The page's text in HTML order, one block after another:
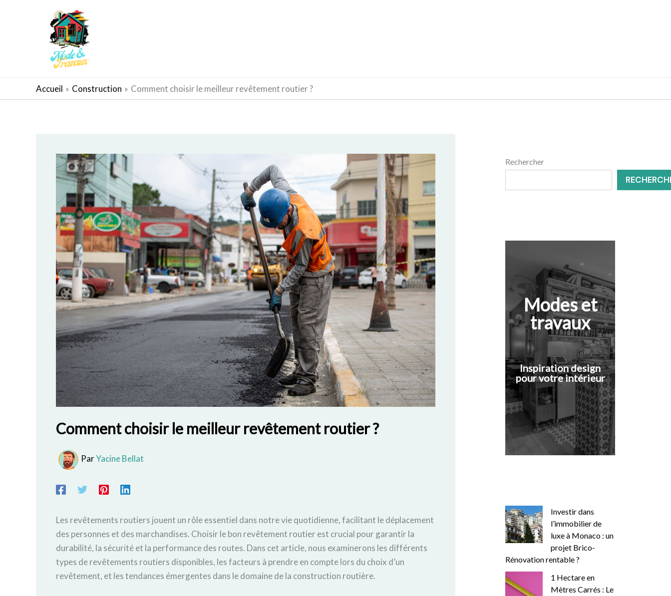
Accueil Construction Comment choisir le meilleur revêtement routier ?
Comment choisir le meilleur revêtement routier ?
ParYacine Bellat
Les revêtements routiers jouent un rôle essentiel dans notre vie quotidienne, facilitant le déplacement
des personnes et des marchandises. Choisir le bon revêtement routier est crucial pour garantir la
durabilité, la sécurité et la performance des routes. Dans cet article, nous examinerons les différents
types de revêtements routiers disponibles, les facteurs à prendre en compte lors du choix d’un
revêtement, et les tendances émergentes dans le domaine de la construction routière.
Rechercher
Modes et
travaux
Inspiration design
pour votre intérieur
Investir dans
l’immobilier de
luxe à Monaco : un
projet Brico-
Rénovation rentable ?
1 Hectare en
Mètres Carrés : Le